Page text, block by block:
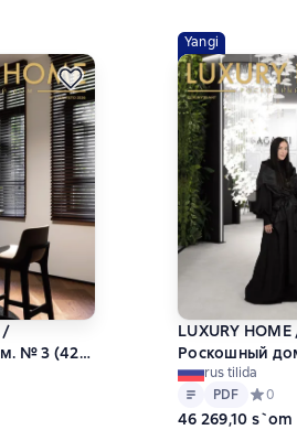
/
№ 3 (42)
рейтинг 0 на основе 0 оценок
Yangi
LUXURY HOME
Роскошный
Лето 2026
rus tilida
Matn
PDF
PDF 0
46 269,10 s`om